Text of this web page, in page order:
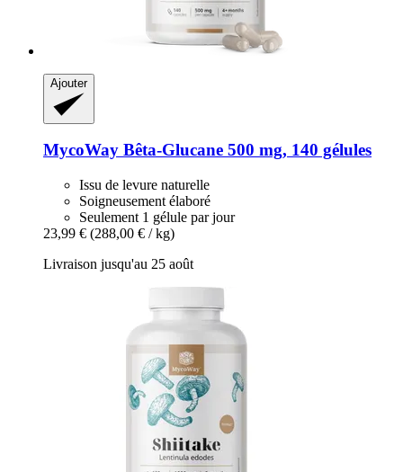
Ajouter
MycoWay Bêta-​Glucane 500 mg, 140 gélules
Issu de levure naturelle
Soigneusement élaboré
Seulement 1 gélule par jour
23,99 € (288,00 € / kg)
Livraison jusqu'au 25 août